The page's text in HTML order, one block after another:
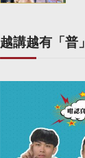
越講越有「普」